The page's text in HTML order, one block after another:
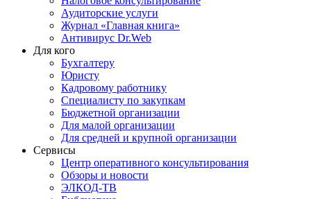
Аудиторские услуги
Журнал «Главная книга»
Антивирус Dr.Web
Для кого
Бухгалтеру
Юристу
Кадровому работнику
Специалисту по закупкам
Бюджетной организации
Для малой организации
Для средней и крупной организации
Сервисы
Центр оперативного консультирования
Обзоры и новости
ЭЛКОД-ТВ